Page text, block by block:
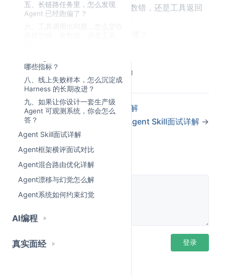
五、长链路任务里，怎么发现
Agent 已经跑偏了？
六、工具调用出问题，怎么定位
哪些指标？
八、线上失败样本，怎么沉淀成
Harness 的长期改进？
九、如果让你设计一套生产级
Agent 可观测系统，你会怎么
答？
Agent Skill面试详解
Agent框架横评面试对比
Agent混合路由优化详解
Agent漂移与幻觉怎么解
Agent系统如何约束幻觉
AI编程
真实面经
工具调错了，是模型选错、参数错，还是工具返回
线上失败了一次，下次怎么保证不再犯？
如果这些问题答不上来，Agent 就是黑盒。
没有可观测性的 Agent，不是生产系统，是一个会自
动花钱的黑盒。
这篇文章，我们就讲生产级 Agent 项目必须补上的一
课：Agent Harness 可观测性
目录
为什么 Agent 能跑起来了，生产里还是不稳？
Agent 可观测性和普通日志有什么区别？
6/16/2026, 2:47:39 PM
←Multi-Agent Harness面试详解
Agent Skill面试详解 →
登录后评论 登录